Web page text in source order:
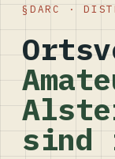
DARC ·
sind